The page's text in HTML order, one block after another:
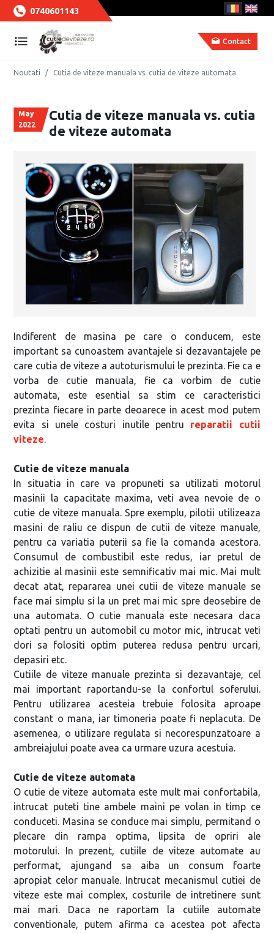
0740601143
Contact
Noutati Cutia de viteze manuala vs. cutia de viteze automata
May
2022
Cutia de viteze manuala vs. cutia
de viteze automata
Indiferent de masina pe care o conducem, este
important sa cunoastem avantajele si dezavantajele pe
care cutia de viteze a autoturismului le prezinta. Fie ca e
vorba de cutie manuala, fie ca vorbim de cutie
automata, este esential sa stim ce caracteristici
prezinta fiecare in parte deoarece in acest mod putem
evita si unele costuri inutile pentru reparatii cutii
viteze.
Cutie de viteze manuala
In situatia in care va propuneti sa utilizati motorul
masinii la capacitate maxima, veti avea nevoie de o
cutie de viteze manuala. Spre exemplu, pilotii utilizeaza
masini de raliu ce dispun de cutii de viteze manuale,
pentru ca variatia puterii sa fie la comanda acestora.
Consumul de combustibil este redus, iar pretul de
achizitie al masinii este semnificativ mai mic. Mai mult
decat atat, repararea unei cutii de viteze manuale se
face mai simplu si la un pret mai mic spre deosebire de
una automata. O cutie manuala este necesara daca
optati pentru un automobil cu motor mic, intrucat veti
dori sa folositi optim puterea redusa pentru urcari,
depasiri etc.
Cutiile de viteze manuale prezinta si dezavantaje, cel
mai important raportandu-se la confortul soferului.
Pentru utilizarea acesteia trebuie folosita aproape
constant o mana, iar timoneria poate fi neplacuta. De
asemenea, o utilizare regulata si necorespunzatoare a
ambreiajului poate avea ca urmare uzura acestuia.
Cutie de viteze automata
O cutie de viteze automata este mult mai confortabila,
intrucat puteti tine ambele maini pe volan in timp ce
conduceti. Masina se conduce mai simplu, permitand o
plecare din rampa optima, lipsita de opriri ale
motorului. In prezent, cutiile de viteze automate au
performat, ajungand sa aiba un consum foarte
apropiat celor manuale. Intrucat mecanismul cutiei de
viteze este mai complex, costurile de intretinere sunt
mai mari. Daca ne raportam la cutiile automate
conventionale, putem afirma ca acestea pot afecta